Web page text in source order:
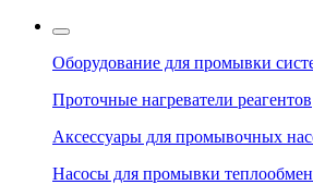
Оборудование для промывки
Проточные нагреватели реагентов
Аксессуары для промывочных
Насосы для промывки